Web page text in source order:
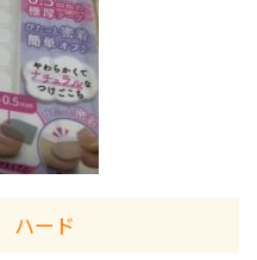
ハード